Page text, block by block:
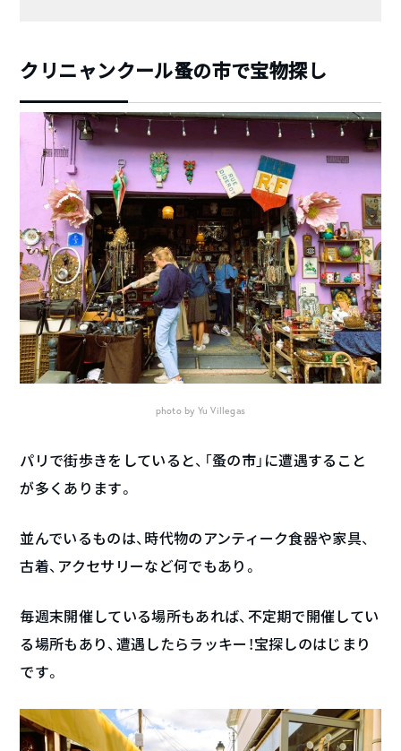
クリニャンクール蚤の市で宝物探し
photo by Yu Villegas
パリで街歩きをしていると、「蚤の市」に遭遇すること
が多くあります。
並んでいるものは、時代物のアンティーク食器や家具、
古着、アクセサリーなど何でもあり。
毎週末開催している場所もあれば、不定期で開催してい
る場所もあり、遭遇したらラッキー！宝探しのはじまり
です。